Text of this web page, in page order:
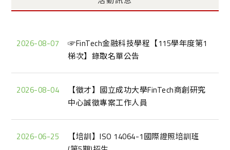
2026-08-07
☞FinTech金融科技學程【115學年度第1
梯次】錄取名單公告
2026-08-04
【徵才】國立成功大學FinTech商創研究
中心誠徵專案工作人員
2026-06-25
【培訓】ISO 14064-1國際證照培訓班